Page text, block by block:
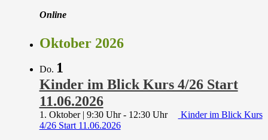
Online
Oktober 2026
Do. 1
Kinder im Blick Kurs 4/26 Start
11.06.2026
1. Oktober | 9:30 Uhr- 12:30 Uhr
Kinder im Blick Kurs
4/26 Start 11.06.2026